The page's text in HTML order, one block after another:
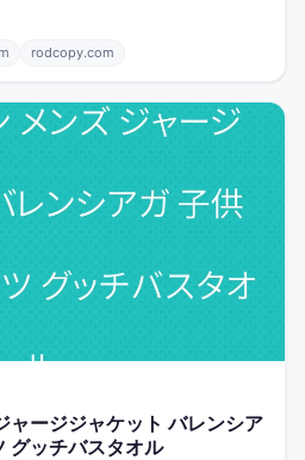
rodcopy.com
ャージジャケット バレンシア
グッチバスタオル